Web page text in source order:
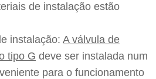
de instalação estão
instalação: A válvula de
tipo G deve ser instalada num
para o funcionamento